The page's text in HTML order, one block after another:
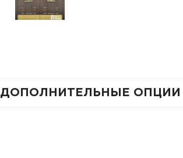
ДОПОЛНИТЕЛЬНЫЕ ОПЦИИ